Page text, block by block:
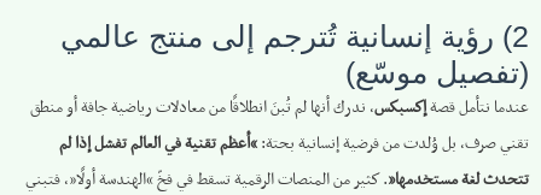
2) رؤية إنسانية تُترجم إلى منتج عالمي
(تفصيل موسّع)
عندما نتأمل قصةإكسبكس، ندرك أنها لم تُبنَ انطلاقًا من معادلات رياضية جافة أو منطق
تقني صرف، بل وُلدت من فرضية إنسانية بحتة:“أعظم تقنية في العالم تفشل إذا لم
تتحدث لغة مستخدمها”. كثير من المنصات الرقمية تسقط في فخّ “الهندسة أولًا”، فتبني